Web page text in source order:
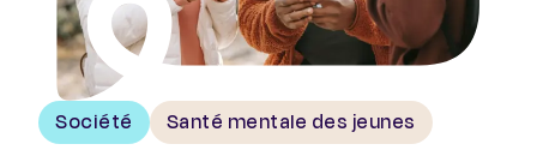
Société
Santé mentale des jeunes